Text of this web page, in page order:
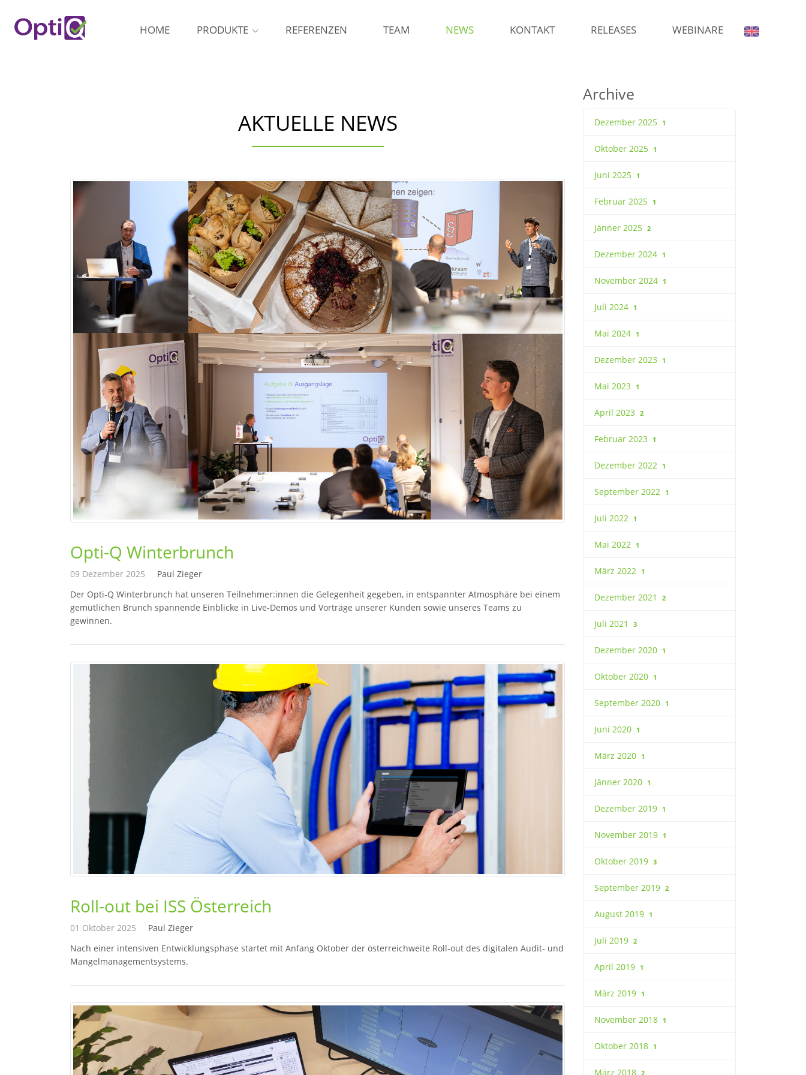
HOME PRODUKTE REFERENZEN TEAM NEWS KONTAKT RELEASES WEBINARE
AKTUELLE NEWS
Opti-Q Winterbrunch
09 Dezember 2025
Paul Zieger
Der Opti-Q Winterbrunch hat unseren Teilnehmer:innen die Gelegenheit gegeben, in entspannter Atmosphäre bei einem
gemütlichen Brunch spannende Einblicke in Live-Demos und Vorträge unserer Kunden sowie unseres Teams zu
gewinnen.
Roll-out bei ISS Österreich
01 Oktober 2025
Paul Zieger
Nach einer intensiven Entwicklungsphase startet mit Anfang Oktober der österreichweite Roll-out des digitalen Audit- und
Mangelmanagementsystems.
Archive
Dezember 2025 1
Oktober 2025 1
Juni 2025 1
Februar 2025 1
Jänner 2025 2
Dezember 2024 1
November 2024 1
Juli 2024 1
Mai 2024 1
Dezember 2023 1
Mai 2023 1
April 2023 2
Februar 2023 1
Dezember 2022 1
September 2022 1
Juli 2022 1
Mai 2022 1
März 2022 1
Dezember 2021 2
Juli 2021 3
Dezember 2020 1
Oktober 2020 1
September 2020 1
Juni 2020 1
März 2020 1
Jänner 2020 1
Dezember 2019 1
November 2019 1
Oktober 2019 3
September 2019 2
August 2019 1
Juli 2019 2
April 2019 1
März 2019 1
November 2018 1
Oktober 2018 1
März 2018 2